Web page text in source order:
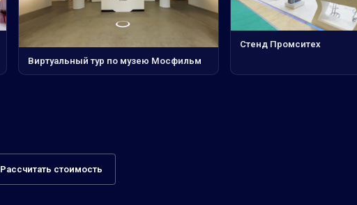
Виртуальный тур по музею Мосфильм
Стенд Промситех
Рассчитать стоимость